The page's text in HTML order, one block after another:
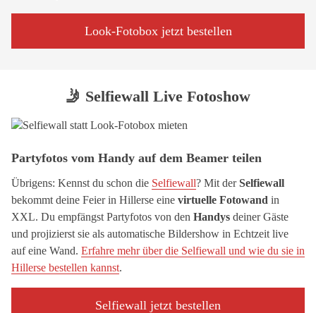
Look-Fotobox jetzt bestellen
🤳 Selfiewall Live Fotoshow
Partyfotos vom Handy auf dem Beamer teilen
Übrigens: Kennst du schon die Selfiewall? Mit derSelfiewall
bekommt deine Feier in Hillerse eine virtuelle Fotowand in
XXL. Du empfängst Partyfotos von den Handys deiner Gäste
und projizierst sie als automatische Bildershow in Echtzeit live
auf eine Wand. Erfahre mehr über die Selfiewall und wie du sie in
Hillerse bestellen kannst.
Selfiewall jetzt bestellen